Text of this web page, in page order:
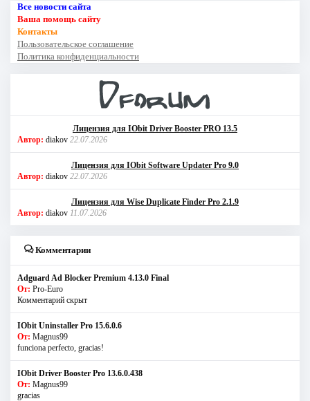
Все новости сайта
Ваша помощь сайту
Контакты
Пользовательское соглашение
Политика конфиденциальности
Лицензия для IObit Driver Booster PRO 13.5
Автор: diakov 22.07.2026
Лицензия для IObit Software Updater Pro 9.0
Автор: diakov 22.07.2026
Лицензия для Wise Duplicate Finder Pro 2.1.9
Автор: diakov 11.07.2026
Комментарии
Adguard Ad Blocker Premium 4.13.0 Final
От: Pro-Euro
Комментарий скрыт
IObit Uninstaller Pro 15.6.0.6
От: Magnus99
funciona perfecto, gracias!
IObit Driver Booster Pro 13.6.0.438
От: Magnus99
gracias